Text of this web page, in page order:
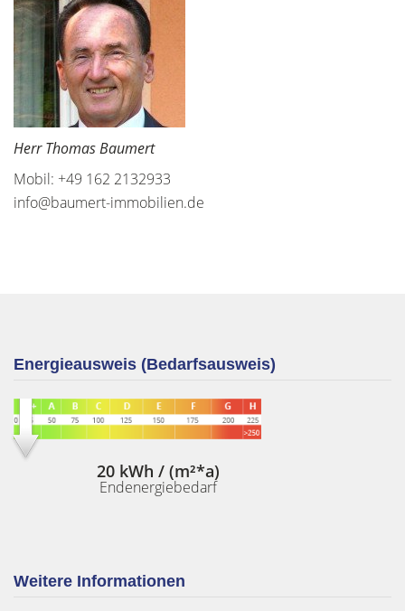
Herr Thomas Baumert
Mobil: +49 162 2132933
info@baumert-immobilien.de
Energieausweis (Bedarfsausweis)
20 kWh / (m²*a)
Endenergiebedarf
Weitere Informationen